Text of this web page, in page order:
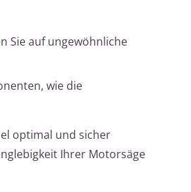
Sie auf ungewöhnliche
wie die
optimal und sicher
Ihrer Motorsäge